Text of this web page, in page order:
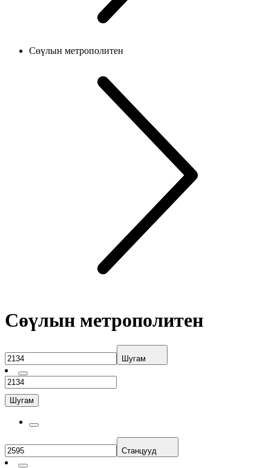
Сөүлын метрополитен
Сөүлын метрополитен
Шугам
Шугам
Станцууд